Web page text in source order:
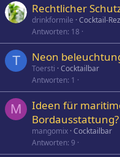
Rechtlicher
drinkformile Cocktail-
Antworten 18
T Neon
Toersti Cocktailbar
Antworten 1
M
Ideen für
Bordausstattung?
mangomix Cocktailbar
Antworten 9